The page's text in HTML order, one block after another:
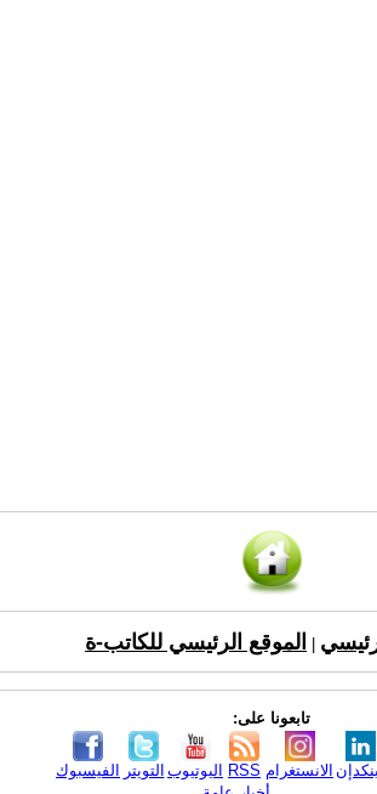
الموقع الرئيسي للكاتب-ة
تابعونا على:
الفيسبوك التويتر اليوتيوب RSS الانستغرام